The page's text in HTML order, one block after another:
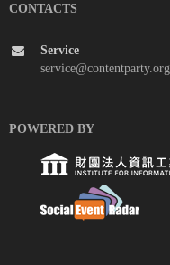
CONTACTS
Service
service@contentparty.org
POWERED BY